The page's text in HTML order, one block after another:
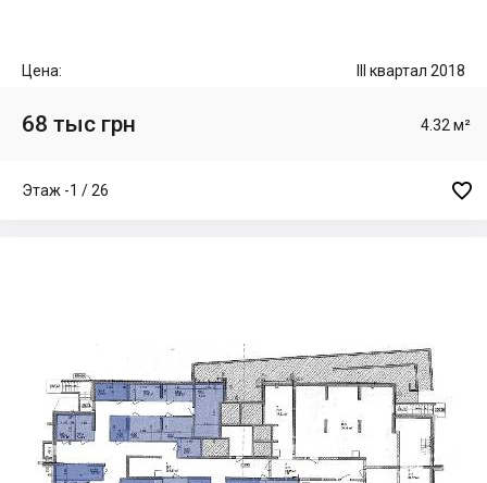
Цена: III квартал 2018
68 тыс грн 4.32 м²
Этаж -1 / 26 